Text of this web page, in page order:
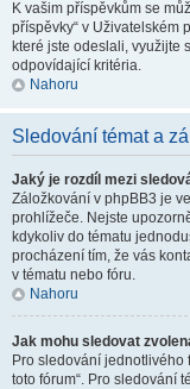
K vašim příspěvkům se
příspěvky“ v Uživatelském
které jste odeslali, využijte
odpovídající kritéria.
Nahoru
Sledování témat a
Jaký je rozdíl mezi
Záložkování v phpBB3 je
prohlížeče. Nejste
kdykoliv do tématu
procházení tím, že vás
v tématu nebo fóru.
Nahoru
Jak mohu sledovat
Pro sledování jednotlivého
toto fórum“. Pro sledování